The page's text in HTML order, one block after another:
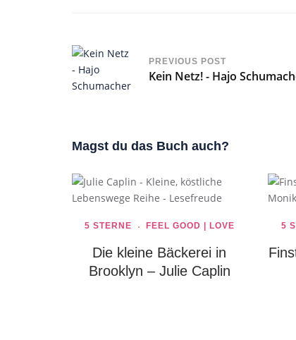
PREVIOUS POST
Kein Netz! - Hajo
Magst du das Buch auch?
5 STERNE FEEL GOOD | LOVE
Die kleine Bäckerei in
Brooklyn – Julie Caplin
5